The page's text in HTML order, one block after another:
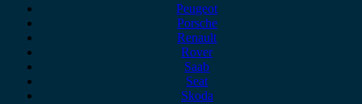
Peugeot
Porsche
Renault
Rover
Saab
Seat
Skoda